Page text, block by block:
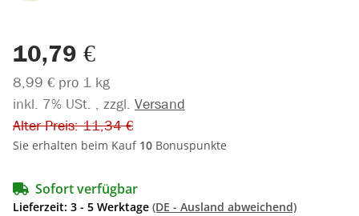
10,79 €
8,99 € pro 1 kg
inkl. 7% USt. , zzgl. Versand
Alter Preis: 11,34 €
Sie erhalten beim Kauf 10 Bonuspunkte
Sofort verfügbar
Lieferzeit: 3 - 5 Werktage (DE - Ausland abweichend)